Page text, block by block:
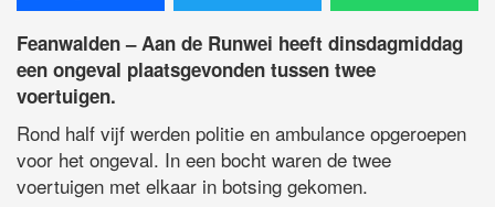
Feanwalden – Aan de Runwei heeft dinsdagmiddag
een ongeval plaatsgevonden tussen twee
voertuigen.
Rond half vijf werden politie en ambulance opgeroepen
voor het ongeval. In een bocht waren de twee
voertuigen met elkaar in botsing gekomen.